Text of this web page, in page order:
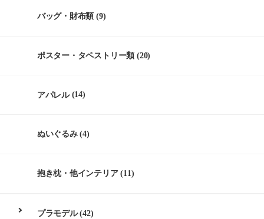
バッグ・財布類 (9)
ポスター・タペストリー類 (20)
アパレル(14)
ぬいぐるみ(4)
抱き枕・他インテリア(11)
プラモデル(42)